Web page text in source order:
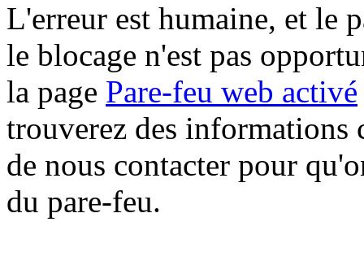
L'erreur est humaine, et le
le blocage n'est pas
la page Pare-feu web activé
trouverez des informations
de nous contacter pour
du pare-feu.